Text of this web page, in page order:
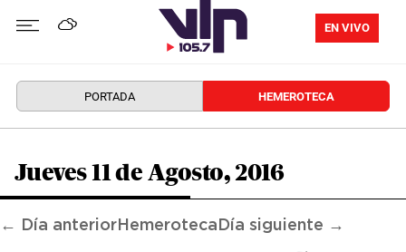
EN VIVO
PORTADA HEMEROTECA
Jueves 11 de Agosto, 2016
← Día anterior Hemeroteca Día siguiente →